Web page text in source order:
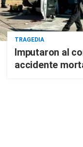
TRAGEDIA
Imputaron al
accidente